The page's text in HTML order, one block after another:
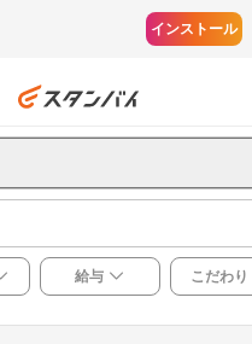
インストール
給与 こだわり